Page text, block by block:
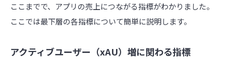
ここまでで、アプリの売上につながる指標がわかりました。
ここでは最下層の各指標について簡単に説明します。
アクティブユーザー（xAU）増に関わる指標